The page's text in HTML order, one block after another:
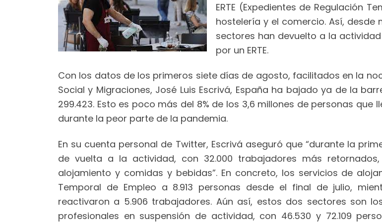
ERTE (Expedientes de Regulación
hostelería y el comercio. Así,
sectores han devuelto a la
por un ERTE.
Con los datos de los primeros siete días de agosto, facilitados en la
Social y Migraciones, José Luis Escrivá, España ha bajado ya de la
299.423. Esto es poco más del 8% de los 3,6 millones de personas
durante la peor parte de la pandemia.
En su cuenta personal de Twitter, Escrivá aseguró que “durante la
de vuelta a la actividad, con 32.000 trabajadores más
alojamiento y comidas y bebidas”. En concreto, los servicios de
Temporal de Empleo a 8.913 personas desde el final de julio,
reactivaron a 5.906 trabajadores. Aún así, estos dos sectores son
profesionales en suspensión de actividad, con 46.530 y 72.109